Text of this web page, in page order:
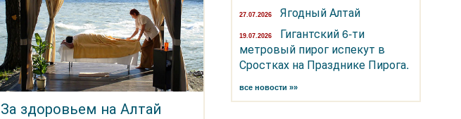
За здоровьем на Алтай
27.07.2026 Ягодный Алтай
19.07.2026
Гигантский 6-ти
метровый пирог испекут в
Сростках на Празднике Пирога.
все новости »»